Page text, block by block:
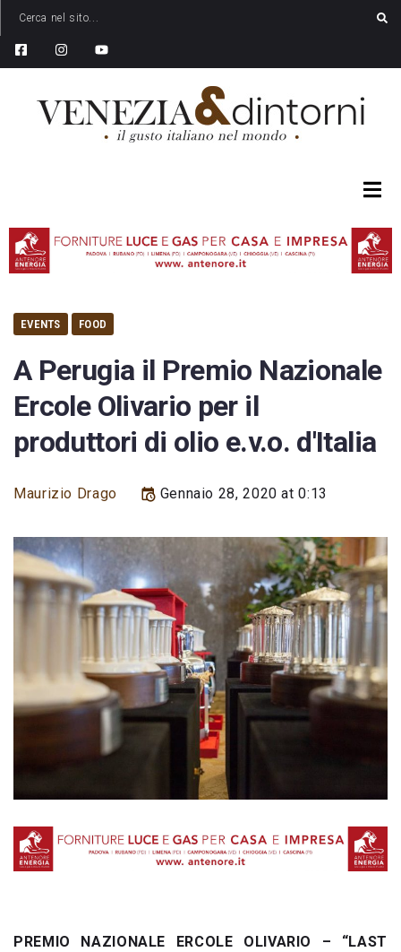
EVENTS FOOD
A Perugia il Premio Nazionale
Ercole Olivario per il
produttori di olio e.v.o. d'Italia
Maurizio Drago Gennaio 28, 2020 at 0:13
PREMIO NAZIONALE ERCOLE OLIVARIO – “LAST